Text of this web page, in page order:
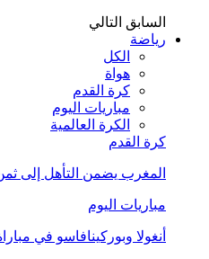
السابق التالي
رياضة
الكل
هواة
كرة القدم
مباريات اليوم
الكرة العالمية
كرة القدم
المغرب يضمن التأهل إلى ثمن
مباريات اليوم
أنغولا وبوركينافاسو في